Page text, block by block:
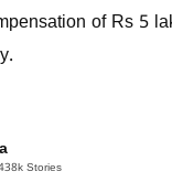
of Rs 5
Stories